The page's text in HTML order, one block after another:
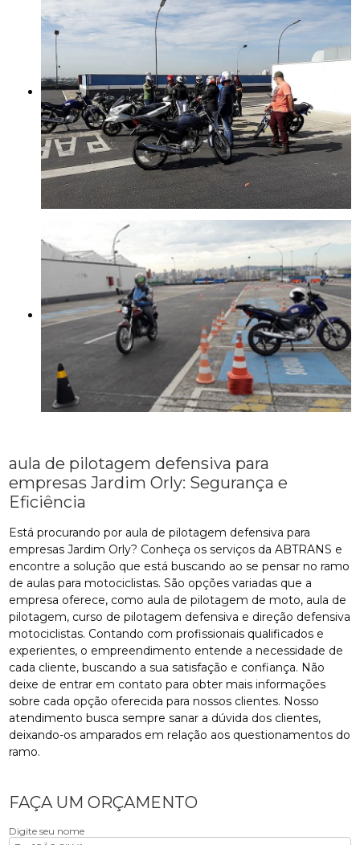
aula de pilotagem defensiva para
empresas Jardim Orly: Segurança e
Eficiência
Está procurando por aula de pilotagem defensiva para
empresas Jardim Orly? Conheça os serviços da ABTRANS e
encontre a solução que está buscando ao se pensar no ramo
de aulas para motociclistas. São opções variadas que a
empresa oferece, como aula de pilotagem de moto, aula de
pilotagem, curso de pilotagem defensiva e direção defensiva
motociclistas. Contando com profissionais qualificados e
experientes, o empreendimento entende a necessidade de
cada cliente, buscando a sua satisfação e confiança. Não
deixe de entrar em contato para obter mais informações
sobre cada opção oferecida para nossos clientes. Nosso
atendimento busca sempre sanar a dúvida dos clientes,
deixando-os amparados em relação aos questionamentos do
ramo.
FAÇA UM ORÇAMENTO
Digite seu nome